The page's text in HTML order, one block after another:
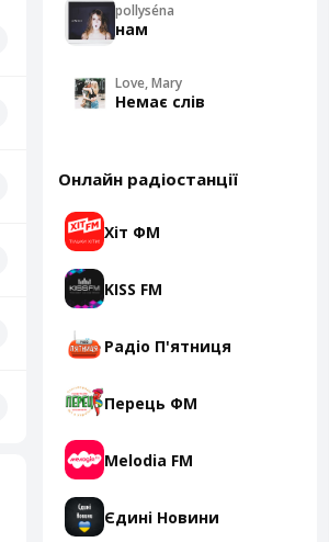
pollyséna
нам
Love, Mary
Немає слів
Онлайн радіостанції
Хіт ФМ
KISS FM
Радіо П'ятниця
Перець ФМ
Melodia FM
Єдині Новини